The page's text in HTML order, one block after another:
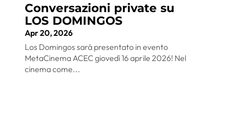
Conversazioni private su
LOS DOMINGOS
Apr 20, 2026
Los Domingos sarà presentato in evento
MetaCinema ACEC giovedì 16 aprile 2026! Nel
cinema come...